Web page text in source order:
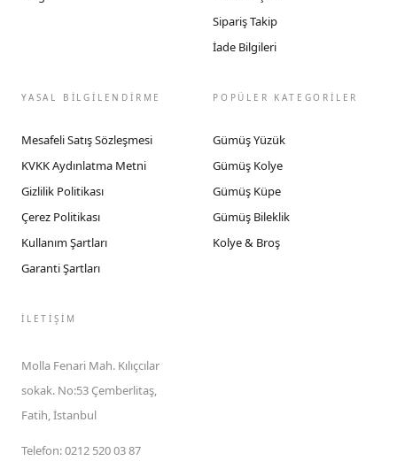
Sipariş Takip
İade Bilgileri
YASAL BİLGİLENDİRME
Mesafeli Satış Sözleşmesi
KVKK Aydınlatma Metni
Gizlilik Politikası
Çerez Politikası
Kullanım Şartları
Garanti Şartları
POPÜLER KATEGORİLER
Gümüş Yüzük
Gümüş Kolye
Gümüş Küpe
Gümüş Bileklik
Kolye & Broş
İLETIŞIM
Molla Fenari Mah. Kılıçcılar
sokak. No:53 Çemberlitaş,
Fatih, İstanbul
Telefon:0212 520 03 87